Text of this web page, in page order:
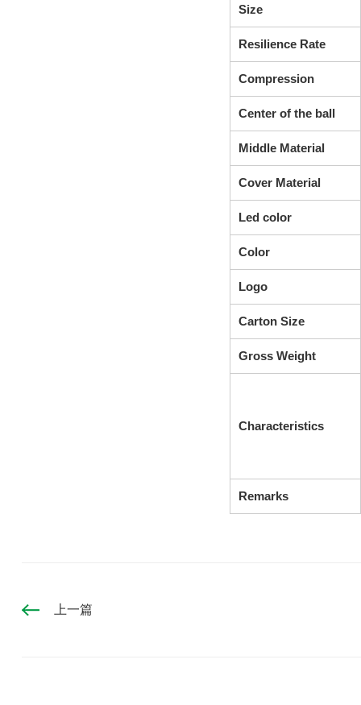
Size
Resilience Rate
Compression
Center of the ball
Middle Material
Cover Material
Led color
Color
Logo
Carton Size
Gross Weight
Characteristics
Remarks
上一篇